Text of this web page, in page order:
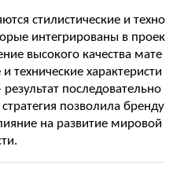
стилистические и техно
интегрированы в проек
высокого качества мате
технические характеристи
последовательно
позволила бренду
на развитие мировой